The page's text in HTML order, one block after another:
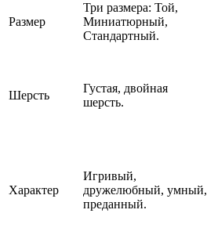
Размер
Три размера: Той,
Миниатюрный,
Стандартный.
Шерсть
Густая, двойная
шерсть.
Характер
Игривый,
дружелюбный, умный,
преданный.